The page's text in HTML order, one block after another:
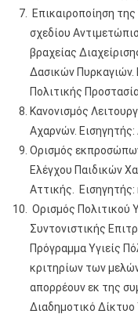
Επικαιροποίηση
σχεδίου
βραχείας
Δασικών Πυρκαγιών.
Πολιτικής
Κανονισμός
Αχαρνών. Εισηγητής:
Ορισμός
Ελέγχου Παιδικών
Αττικής.
Ορισμός Πολιτικού
Συντονιστικής
Πρόγραμμα Υγιείς
κριτηρίων των
απορρέουν εκ της
Διαδημοτικό